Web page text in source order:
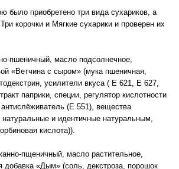
было приобретено три вида сухариков, а
корочки и Мягкие сухарики и проверен их
пшеничный, масло подсолнечное,
«Ветчина с сыром» (мука пшеничная,
усилители вкуса ( Е 621, Е 627,
паприки, специи, регулятор кислотности
(Е 551), вещества
натуральные и идентичные натуральным,
кислота)).
пщеничный, масло растительное,
добавка «Дым» (соль, декстроза, порошок